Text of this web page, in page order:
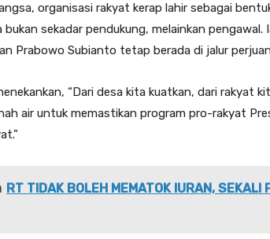
organisasi rakyat kerap lahir sebagai
bukan sekadar pendukung, melainkan
Prabowo Subianto tetap berada di jalur
“Dari desa kita kuatkan, dari rakyat
air untuk memastikan program pro-rakyat
RT TIDAK BOLEH MEMATOK IURAN, SEKALI